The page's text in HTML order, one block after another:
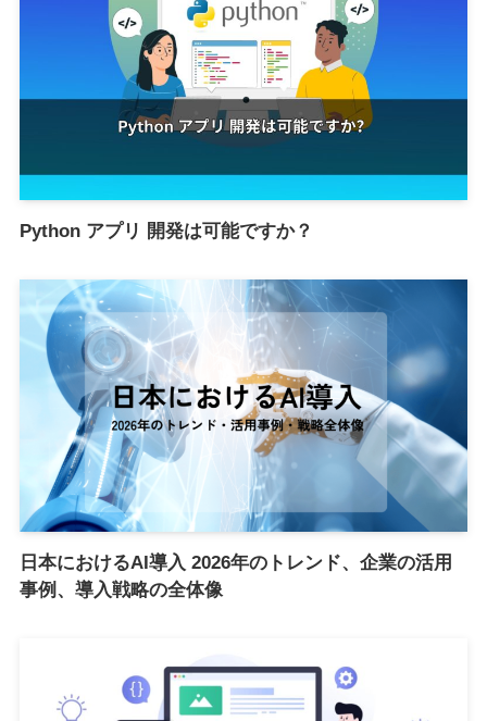
Python アプリ 開発は可能ですか？
日本におけるAI導入 2026年のトレンド、企業の活用
事例、導入戦略の全体像